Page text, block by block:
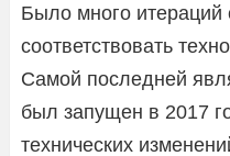
Было много итераций
соответствовать
Самой последней
был запущен в 2017
технических